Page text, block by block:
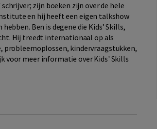
zijn boeken zijn over de hele
en hij heeft een eigen talkshow
Ben is degene die Kids’ Skills,
Hij treedt internationaal op als
probleemoplossen, kindervraagstukken,
voor meer informatie over Kids' Skills